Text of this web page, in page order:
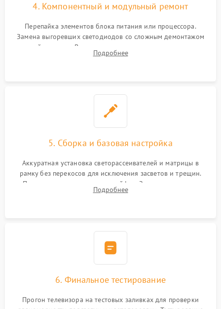
4. Компонентный и модульный ремонт
Перепайка элементов блока питания или процессора.
Замена выгоревших светодиодов со сложным демонтажом
хрупкой матрицы. Восстановление поврежденных дорожек,
прошивка микросхем памяти EEPROM
Подробнее
5. Сборка и базовая настройка
Аккуратная установка светорассеивателей и матрицы в
рамку без перекосов для исключения засветов и трещин.
Подключение внутренних шлейфов. Закрытие корпуса.
Сброс настроек и обновление программного обеспечения.
Подробнее
6. Финальное тестирование
Прогон телевизора на тестовых заливках для проверки